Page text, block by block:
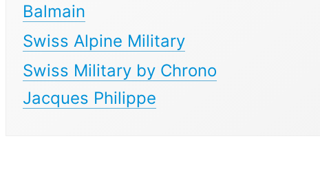
Balmain
Swiss Alpine Military
Swiss Military by Chrono
Jacques Philippe